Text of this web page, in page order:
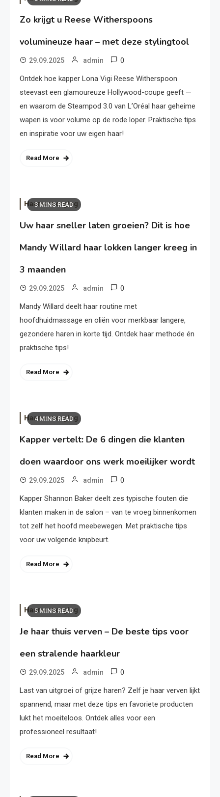
Zo krijgt u Reese Witherspoons
volumineuze haar – met deze stylingtool
29.09.2025 admin 0
Ontdek hoe kapper Lona Vigi Reese Witherspoon
steevast een glamoureuze Hollywood-coupe geeft —
en waarom de Steampod 3.0 van L’Oréal haar geheime
wapen is voor volume op de rode loper. Praktische tips
en inspiratie voor uw eigen haar!
Read More
3 MINS READ
Haarverzorging
Uw haar sneller laten groeien? Dit is hoe
Mandy Willard haar lokken langer kreeg in
3 maanden
29.09.2025 admin 0
Mandy Willard deelt haar routine met
hoofdhuidmassage en oliën voor merkbaar langere,
gezondere haren in korte tijd. Ontdek haar methode én
praktische tips!
Read More
4 MINS READ
Haarverzorging
Kapper vertelt: De 6 dingen die klanten
doen waardoor ons werk moeilijker wordt
29.09.2025 admin 0
Kapper Shannon Baker deelt zes typische fouten die
klanten maken in de salon – van te vroeg binnenkomen
tot zelf het hoofd meebewegen. Met praktische tips
voor uw volgende knipbeurt.
Read More
5 MINS READ
Haarverzorging
Je haar thuis verven – De beste tips voor
een stralende haarkleur
29.09.2025 admin 0
Last van uitgroei of grijze haren? Zelf je haar verven lijkt
spannend, maar met deze tips en favoriete producten
lukt het moeiteloos. Ontdek alles voor een
professioneel resultaat!
Read More